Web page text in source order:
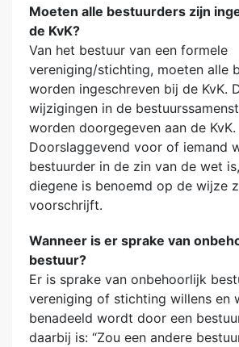
Moeten alle bestuurders zijn
de KvK?
Van het bestuur van een formele
vereniging/stichting, moeten alle
worden ingeschreven bij de KvK.
wijzigingen in de
worden doorgegeven aan de KvK.
Doorslaggevend voor of iemand
bestuurder in de zin van de wet
diegene is benoemd op de wijze
voorschrijft.
Wanneer is er sprake van
bestuur?
Er is sprake van onbehoorlijk
vereniging of stichting willens en
benadeeld wordt door een
daarbij is: “Zou een andere